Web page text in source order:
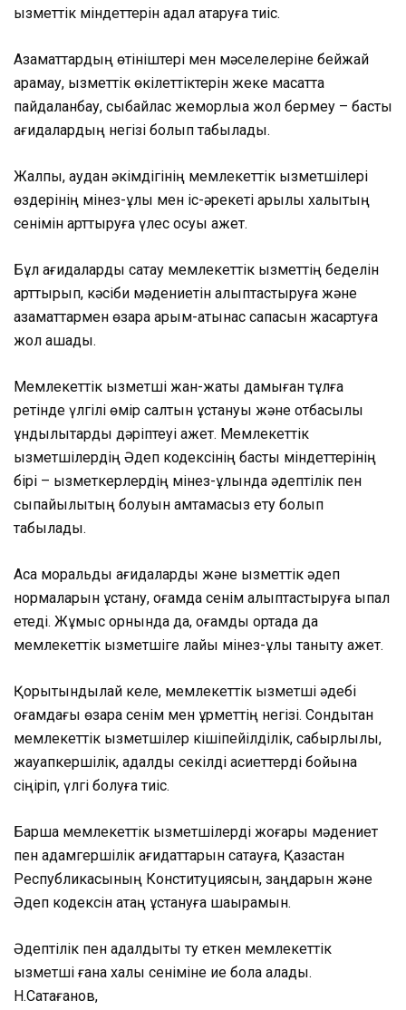
қызметтік міндеттерін адал атқаруға тиіс.
Азаматтардың өтініштері мен мәселелеріне бейжай
қарамау, қызметтік өкілеттіктерін жеке мақсатта
пайдаланбау, сыбайлас жемқорлыққа жол бермеу – басты
қағидалардың негізі болып табылады.
Жалпы, аудан әкімдігінің мемлекеттік қызметшілері
өздерінің мінез-құлқы мен іс-әрекеті арқылы халықтың
сенімін арттыруға үлес қосуы қажет.
Бұл қағидаларды сақтау мемлекеттік қызметтің беделін
арттырып, кәсіби мәдениетін қалыптастыруға және
азаматтармен өзара қарым-қатынас сапасын жақсартуға
жол ашады.
Мемлекеттік қызметші жан-жақты дамыған тұлға
ретінде үлгілі өмір салтын ұстануы және отбасылық
құндылықтарды дәріптеуі қажет. Мемлекеттік
қызметшілердің Әдеп кодексінің басты міндеттерінің
бірі – қызметкерлердің мінез-құлқында әдептілік пен
сыпайылықтың болуын қамтамасыз ету болып
табылады.
Асқақ моральдық қағидаларды және қызметтік әдеп
нормаларын ұстану, қоғамда сенім қалыптастыруға ықпал
етеді. Жұмыс орнында да, қоғамдық ортада да
мемлекеттік қызметшіге лайық мінез-құлық таныту қажет.
Қорытындылай келе, мемлекеттік қызметші әдебі
қоғамдағы өзара сенім мен құрметтің негізі. Сондықтан
мемлекеттік қызметшілер кішіпейілділік, сабырлылық,
жауапкершілік, адалдық секілді қасиеттерді бойына
сіңіріп, үлгі болуға тиіс.
Барша мемлекеттік қызметшілерді жоғары мәдениет
пен адамгершілік қағидаттарын сақтауға, Қазақстан
Республикасының Конституциясын, заңдарын және
Әдеп кодексін қатаң ұстануға шақырамын.
Әдептілік пен адалдықты ту еткен мемлекеттік
қызметші ғана халық сеніміне ие бола алады.
Н.Сақтағанов,